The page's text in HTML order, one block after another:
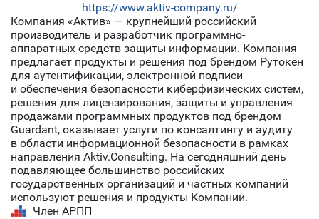
https://www.aktiv-company.ru/
Компания «Актив» — крупнейший российский
производитель и разработчик программно-
аппаратных средств защиты информации. Компания
предлагает продукты и решения под брендом Рутокен
для аутентификации, электронной подписи
и обеспечения безопасности киберфизических систем,
решения для лицензирования, защиты и управления
продажами программных продуктов под брендом
Guardant, оказывает услуги по консалтингу и аудиту
в области информационной безопасности в рамках
направления Aktiv.Consulting. На сегодняшний день
подавляющее большинство российских
государственных организаций и частных компаний
используют решения и продукты Компании.
Член АРПП